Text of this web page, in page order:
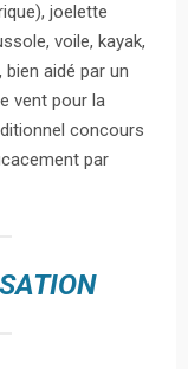
joelette
voile, kayak,
aidé par un
vent pour la
concours
par